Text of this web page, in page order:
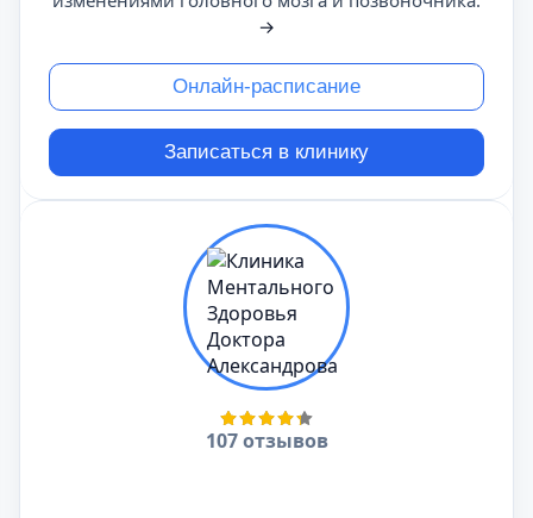
→
Онлайн-расписание
Записаться в клинику
107 отзывов